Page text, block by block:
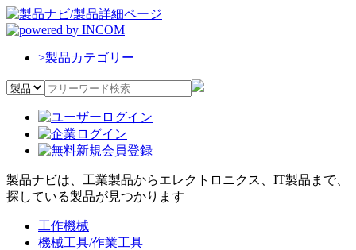
>製品カテゴリー
製品ナビは、工業製品からエレクトロニクス、IT製品まで、
探している製品が見つかります
工作機械
機械工具/作業工具